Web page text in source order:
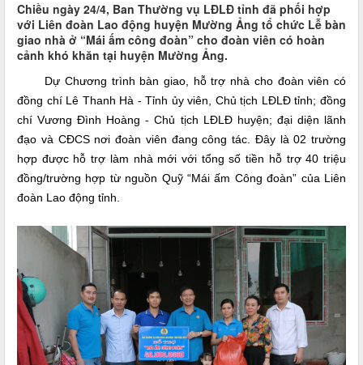
Chiều ngày 24/4, Ban Thường vụ LĐLĐ tỉnh đã phối hợp
với Liên đoàn Lao động huyện Mường Ảng tổ chức Lễ bàn
giao nhà ở “Mái ấm công đoàn” cho đoàn viên có hoàn
cảnh khó khăn tại huyện Mường Ảng.
Dự Chương trình bàn giao, hỗ trợ nhà cho đoàn viên có
đồng chí Lê Thanh Hà - Tỉnh ủy viên, Chủ tịch LĐLĐ tỉnh; đồng
chí Vương Đình Hoàng - Chủ tịch LĐLĐ huyện; đại diện lãnh
đạo và CĐCS nơi đoàn viên đang công tác. Đây là 02 trường
hợp được hỗ trợ làm nhà mới với tổng số tiền hỗ trợ 40 triệu
đồng/trường hợp từ nguồn Quỹ “Mái ấm Công đoàn” của Liên
đoàn Lao động tỉnh.